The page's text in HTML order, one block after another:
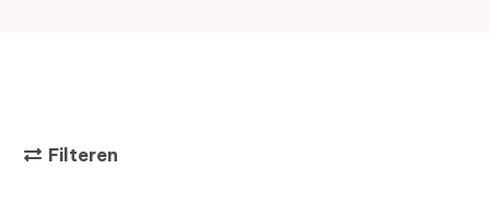
Filteren